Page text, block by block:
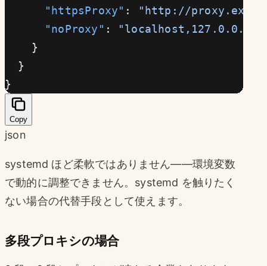
      "httpsProxy"
:
"http://
      "noProxy"
:
    }
  }
}
Copy
json
systemd ほど柔軟ではありません——環境変数
で動的に調整できません。systemd を触りたく
ない場合の代替手段として使えます。
多段プロキシの場合